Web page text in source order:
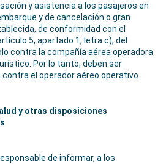
y asistencia a los pasajeros en
y de cancelación o gran
de conformidad con el
5, apartado 1, letra c), del
contra la compañía aérea operadora
Por lo tanto, deben ser
el operador aéreo operativo.
y otras disposiciones
de informar, a los